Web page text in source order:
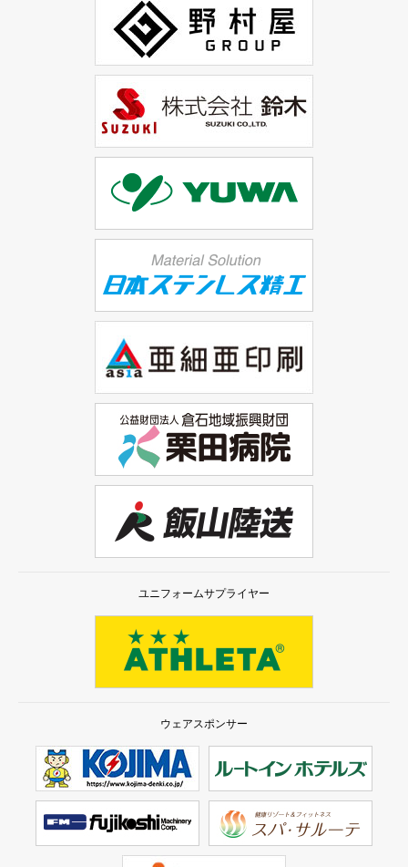
ユニフォームサプライヤー
ウェアスポンサー